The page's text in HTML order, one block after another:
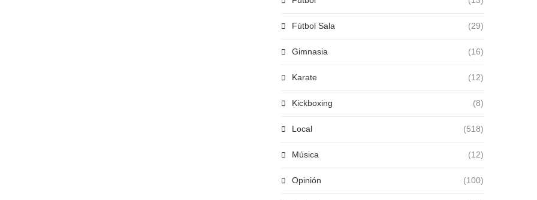
Fútbol Sala (29)
Gimnasia (16)
Karate (12)
Kickboxing (8)
Local (518)
Música (12)
Opinión (100)